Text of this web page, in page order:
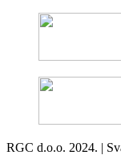
RGC d.o.o. 2024. |